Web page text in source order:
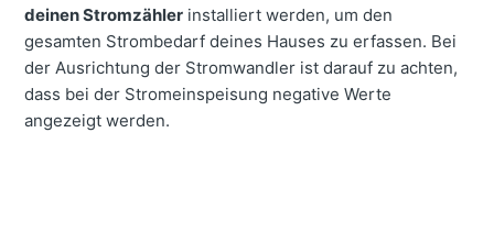
deinen Stromzähler installiert werden, um den
gesamten Strombedarf deines Hauses zu erfassen. Bei
der Ausrichtung der Stromwandler ist darauf zu achten,
dass bei der Stromeinspeisung negative Werte
angezeigt werden.